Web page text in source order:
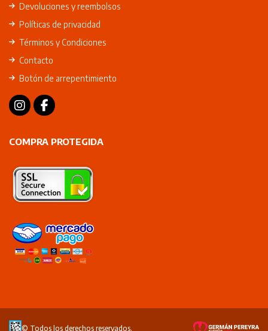
Devoluciones y reembolsos
Políticas de privacidad
Términos y Condiciones
Contacto
Botón de arrepentimiento
COMPRA PROTEGIDA
© Todos los derechos reservados.